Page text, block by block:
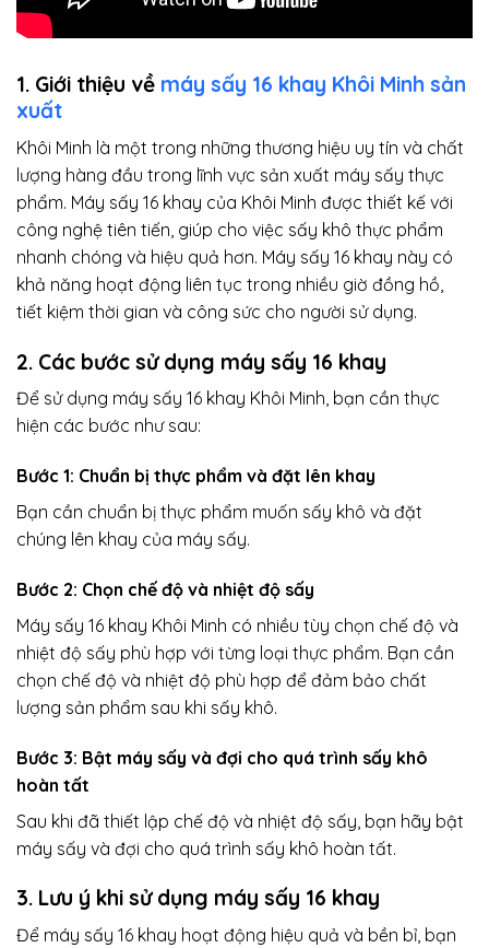
1. Giới thiệu về máy sấy 16 khay Khôi Minh sản
xuất
Khôi Minh là một trong những thương hiệu uy tín và chất
lượng hàng đầu trong lĩnh vực sản xuất máy sấy thực
phẩm. Máy sấy 16 khay của Khôi Minh được thiết kế với
công nghệ tiên tiến, giúp cho việc sấy khô thực phẩm
nhanh chóng và hiệu quả hơn. Máy sấy 16 khay này có
khả năng hoạt động liên tục trong nhiều giờ đồng hồ,
tiết kiệm thời gian và công sức cho người sử dụng.
2. Các bước sử dụng máy sấy 16 khay
Để sử dụng máy sấy 16 khay Khôi Minh, bạn cần thực
hiện các bước như sau:
Bước 1: Chuẩn bị thực phẩm và đặt lên khay
Bạn cần chuẩn bị thực phẩm muốn sấy khô và đặt
chúng lên khay của máy sấy.
Bước 2: Chọn chế độ và nhiệt độ sấy
Máy sấy 16 khay Khôi Minh có nhiều tùy chọn chế độ và
nhiệt độ sấy phù hợp với từng loại thực phẩm. Bạn cần
chọn chế độ và nhiệt độ phù hợp để đảm bảo chất
lượng sản phẩm sau khi sấy khô.
Bước 3: Bật máy sấy và đợi cho quá trình sấy khô
hoàn tất
Sau khi đã thiết lập chế độ và nhiệt độ sấy, bạn hãy bật
máy sấy và đợi cho quá trình sấy khô hoàn tất.
3. Lưu ý khi sử dụng máy sấy 16 khay
Để máy sấy 16 khay hoạt động hiệu quả và bền bỉ, bạn